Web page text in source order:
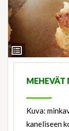
View
Ingredients
MEHEVÄT
Kuva:
kaneliseen